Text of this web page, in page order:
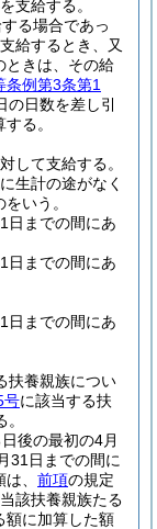
支給する。
る場合であっ
給するとき、又
ときは、その給
条例第3条第1
日数を差し引
る。
して支給する。
生計の途がなく
いう。
日までの間にあ
日までの間にあ
日までの間にあ
扶養親族につい
号に該当する扶
後の最初の4月
31日までの間に
、 前項の規定
該扶養親族たる
額に加算した額